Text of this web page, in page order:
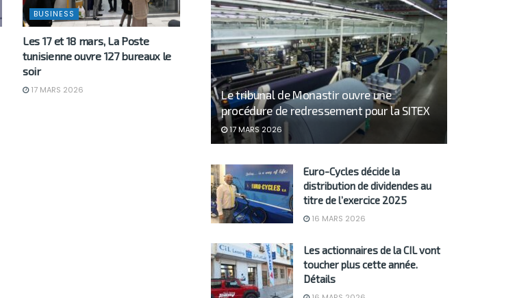
BUSINESS
Les 17 et 18 mars, La Poste
tunisienne ouvre 127 bureaux le
soir
17 MARS 2026
Le tribunal de Monastir ouvre une
procédure de redressement pour la SITEX
17 MARS 2026
Euro-Cycles décide la
distribution de dividendes au
titre de l’exercice 2025
16 MARS 2026
Les actionnaires de la CIL vont
toucher plus cette année.
Détails